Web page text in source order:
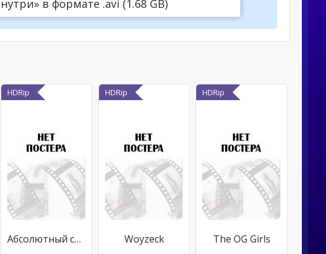
в формате .avi (1.68 GB)
HDRip
Абсолютный страх
HDRip
Woyzeck
HDRip
The OG Girls